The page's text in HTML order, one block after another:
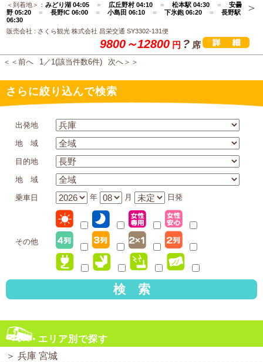
＜到着地＞： みどり湖 04:05 ＝ 広丘野村 04:10 ＝ 松本駅 04:30 ＝ 安曇
野 05:20 ＝ 長野IC 06:00 ＝ 小島田 06:10 ＝ 下氷鉋 06:20 ＝ 長野駅
06:30
販売会社 : さくら観光 株式会社 昌栄交通 SY3302-131便
9800～12800 円 ? 席
＜＜前へ 1／1(該当件数6件) 次へ＞＞
さらに絞り込んで検索
出発地
地 域
目的地
地 域
乗車日 年 月 日発
その他
検 索
エリア別で探す
＞ 兵庫 宮城